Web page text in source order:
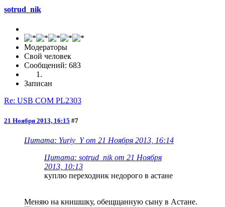
sotrud_nik
Модераторы
Свой человек
Сообщений: 683
Записан
Re: USB COM PL2303
21 Ноября 2013, 16:15 #7
Цитата: Yuriy_Y от 21 Ноября 2013, 16:14
Цитата: sotrud_nik от 21 Ноября
2013, 10:13
куплю переходник недорого в астане
Меняю на книшшку, обещщанную сыну в Астане.